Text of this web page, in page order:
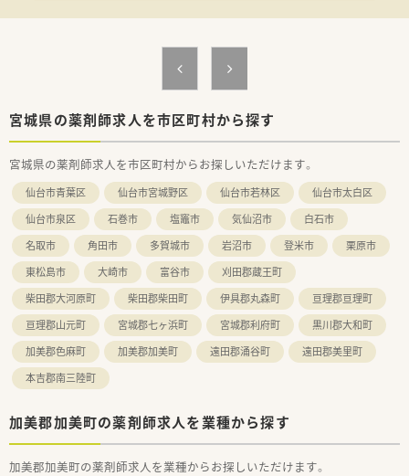
宮城県の薬剤師求人を市区町村から探す
宮城県の薬剤師求人を市区町村からお探しいただけます。
仙台市青葉区 仙台市宮城野区 仙台市若林区
仙台市太白区
仙台市泉区
石巻市 塩竈市 気仙沼市
白石市
名取市
角田市 多賀城市 岩沼市 登米市
栗原市
東松島市
大崎市 富谷市
刈田郡蔵王町
柴田郡大河原町
柴田郡柴田町 伊具郡丸森町
亘理郡亘理町
亘理郡山元町
宮城郡七ヶ浜町 宮城郡利府町
黒川郡大和町
加美郡色麻町
加美郡加美町 遠田郡涌谷町
遠田郡美里町
本吉郡南三陸町
加美郡加美町の薬剤師求人を業種から探す
加美郡加美町の薬剤師求人を業種からお探しいただけます。